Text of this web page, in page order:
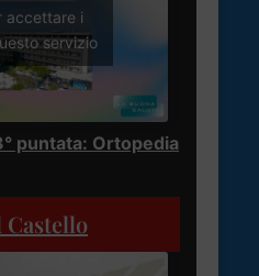
accettare i
servizio
puntata: Ortopedia